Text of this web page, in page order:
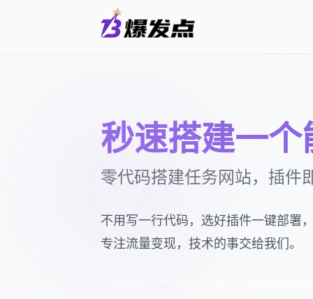
秒速搭建一
零代码搭建任务网站，插件
不用写一行代码，选好插件一键部署
专注流量变现，技术的事交给我们。